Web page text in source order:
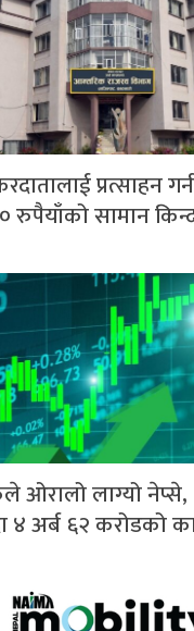
प्रत्साहन
रुपैयाँको सामान
ओरालो लाग्यो
४ अर्ब ६२ करोडको